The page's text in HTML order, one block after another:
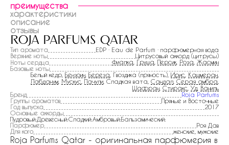
преимущества
характеристики
описание
отзывы
roja parfums qatar
Тип аромата
EDP · Eau de Parfum · парфюмерная вода
Верхние ноты
Цитрусовый аккорд (цитрусы)
Ноты сердца
Фиалка Груша Персик Роза Жасмин
Базовые ноты
Белый кедр, Бензоин Береза , Гвоздика (пряность), Ирис Кашмеран
Лабданум Мускус Пачули , Сладкая вата, Сандал Серая амбра
Шафран Стиракс Уд Ваниль
Бренд
Roja Parfums
Группы ароматов
Пряные и Восточные
Год выпуска
2017
Основные аккорды
Пудровый:Древесный:Сладкий:Амбровый:Бальзамический:
Парфюмер
Роя Дав
Для кого
женские, мужские
Roja Parfums Qatar - оригинальная парфюмерия в